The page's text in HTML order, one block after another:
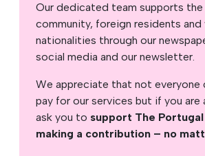
Our dedicated team supports the
community, foreign residents
nationalities through our
social media and our newsletter.
We appreciate that not everyone
pay for our services but if you are
ask you to support The Portugal
making a contribution – no